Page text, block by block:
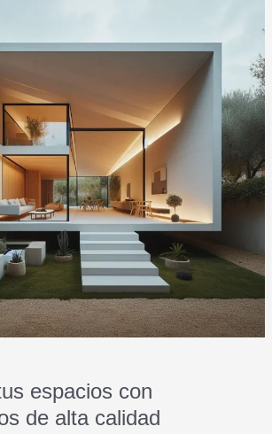
espacios con
de alta calidad